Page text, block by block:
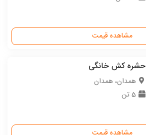
مشاهده قیمت
حشره کش خانگی
همدان، همدان
5 تن